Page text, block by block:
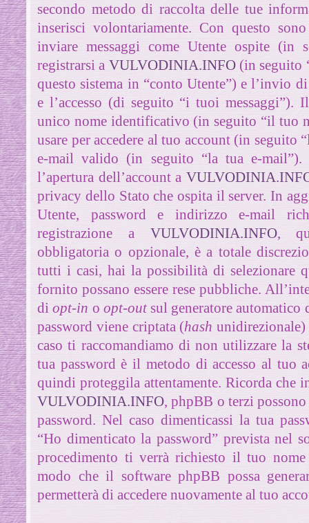
secondo metodo di raccolta delle tue
inserisci volontariamente. Con questo
inviare messaggi come Utente ospite (in
registrarsi a VULVODINIA.INFO (in seguito
questo sistema in “conto Utente”) e l’invio
e l’accesso (di seguito “i tuoi messaggi”).
unico nome identificativo (in seguito “il tuo
usare per accedere al tuo account (in seguito
e-mail valido (in seguito “la tua e-mail”).
l’apertura dell’account a
privacy dello Stato che ospita il server. In
Utente, password e indirizzo e-mail
registrazione a VULVODINIA.INFO,
obbligatoria o opzionale, è a totale
tutti i casi, hai la possibilità di selezionare
fornito possano essere rese pubbliche.
diopt-in o opt-outsul generatore automatico
password viene criptata (hash
caso ti raccomandiamo di non utilizzare la
tua password è il metodo di accesso al tuo
quindi proteggila attentamente. Ricorda che
VULVODINIA.INFO, phpBB o terzi
password. Nel caso dimenticassi la tua
“Ho dimenticato la password” prevista nel
procedimento ti verrà richiesto il tuo
modo che il software phpBB possa
permetterà di accedere nuovamente al tuo